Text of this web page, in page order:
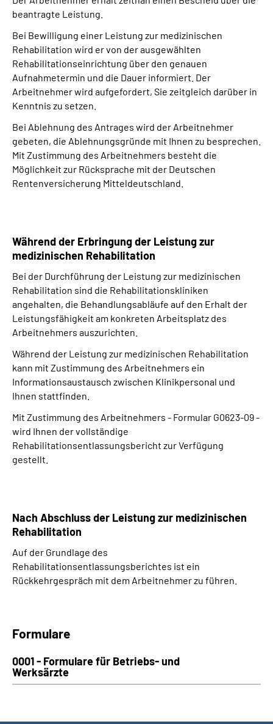
beantragte Leistung.
Bei Bewilligung einer Leistung zur medizinischen
Rehabilitation wird er von der ausgewählten
Rehabilitationseinrichtung über den genauen
Aufnahmetermin und die Dauer informiert. Der
Arbeitnehmer wird aufgefordert, Sie zeitgleich darüber in
Kenntnis zu setzen.
Bei Ablehnung des Antrages wird der Arbeitnehmer
gebeten, die Ablehnungsgründe mit Ihnen zu besprechen.
Mit Zustimmung des Arbeitnehmers besteht die
Möglichkeit zur Rücksprache mit der Deutschen
Rentenversicherung Mitteldeutschland.
Während der Erbringung der Leistung zur
medizinischen Rehabilitation
Bei der Durchführung der Leistung zur medizinischen
Rehabilitation sind die Rehabilitationskliniken
angehalten, die Behandlungsabläufe auf den Erhalt der
Leistungsfähigkeit am konkreten Arbeitsplatz des
Arbeitnehmers auszurichten.
Während der Leistung zur medizinischen Rehabilitation
kann mit Zustimmung des Arbeitnehmers ein
Informationsaustausch zwischen Klinikpersonal und
Ihnen stattfinden.
Mit Zustimmung des Arbeitnehmers - Formular G0623-09 -
wird Ihnen der vollständige
Rehabilitationsentlassungsbericht zur Verfügung
gestellt.
Nach Abschluss der Leistung zur medizinischen
Rehabilitation
Auf der Grundlage des
Rehabilitationsentlassungsberichtes ist ein
Rückkehrgespräch mit dem Arbeitnehmer zu führen.
Formulare
0001 - Formulare für Betriebs- und
Werksärzte